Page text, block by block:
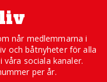
når medlemmarna i
och båtnyheter för alla
våra sociala kanaler.
per år.